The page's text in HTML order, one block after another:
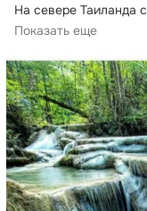
На севере Таиланда
доступ туристов...
Показать еще